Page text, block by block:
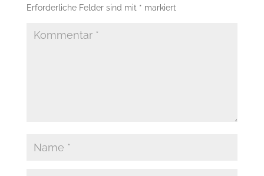
Erforderliche Felder sind mit * markiert